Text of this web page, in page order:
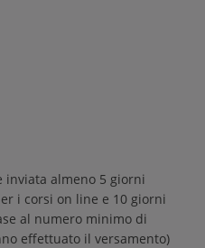
inviata almeno 5 giorni
i corsi on line e 10 giorni
al numero minimo di
effettuato il versamento)